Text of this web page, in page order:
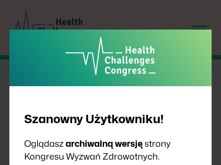
Szanowny Użytkowniku!
Oglądaszarchiwalną wersjęstrony
Kongresu Wyzwań Zdrowotnych.